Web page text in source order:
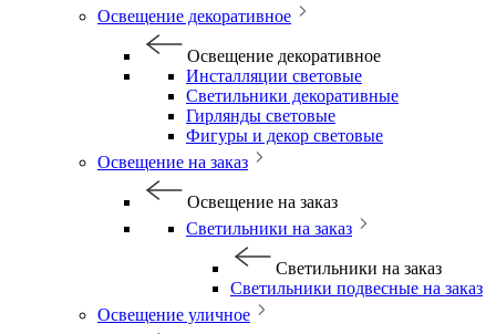
Освещение декоративное
Освещение декоративное
Инсталляции световые
Светильники декоративные
Гирлянды световые
Фигуры и декор световые
Освещение на заказ
Освещение на заказ
Светильники на заказ
Светильники на заказ
Светильники подвесные на заказ
Освещение уличное